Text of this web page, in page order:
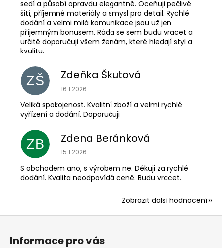
sedí a působí opravdu elegantně. Oceňuji pečlivé
šití, příjemné materiály a smysl pro detail. Rychlé
dodání a velmi milá komunikace jsou už jen
příjemným bonusem. Ráda se sem budu vracet a
určitě doporučuji všem ženám, které hledají styl a
kvalitu.
ZŠ Zdeňka Škutová
Hodnocení obchodu je 5 z 5 hvězdiček.
16.1.2026
Veliká spokojenost. Kvalitní zboží a velmi rychlé
vyřízení a dodání. Doporučuji
ZB Zdena Beránková
Hodnocení obchodu je 1 z 5 hvězdiček.
15.1.2026
S obchodem ano, s výrobem ne. Děkuji za rychlé
dodání. Kvalita neodpovídá ceně. Budu vracet.
Zobrazit další hodnocení
Z
Informace pro vás